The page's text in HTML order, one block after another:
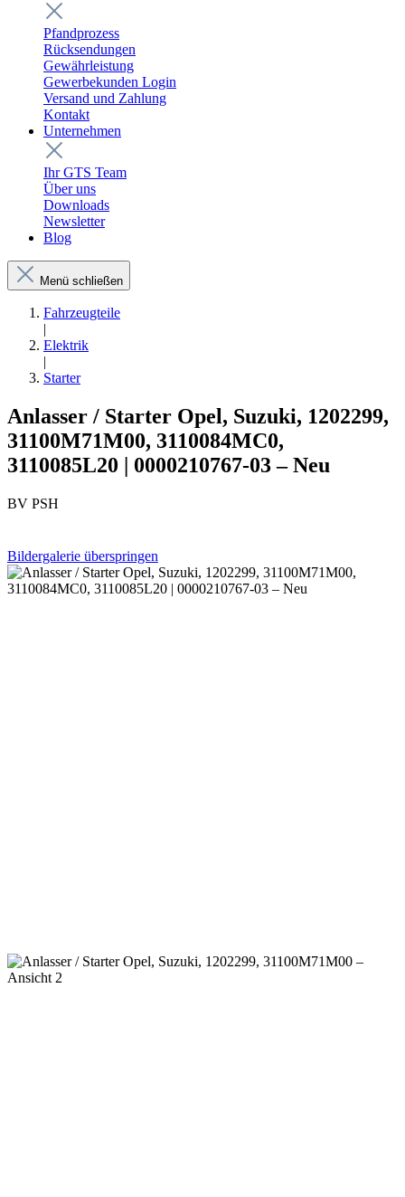
Pfandprozess
Rücksendungen
Gewährleistung
Gewerbekunden Login
Versand und Zahlung
Kontakt
Unternehmen
Ihr GTS Team
Über uns
Downloads
Newsletter
Blog
Menü schließen
Fahrzeugteile
|
Elektrik
|
Starter
Anlasser / Starter Opel, Suzuki, 1202299,
31100M71M00, 3110084MC0,
3110085L20 | 0000210767-03 – Neu
BV PSH
Bildergalerie überspringen